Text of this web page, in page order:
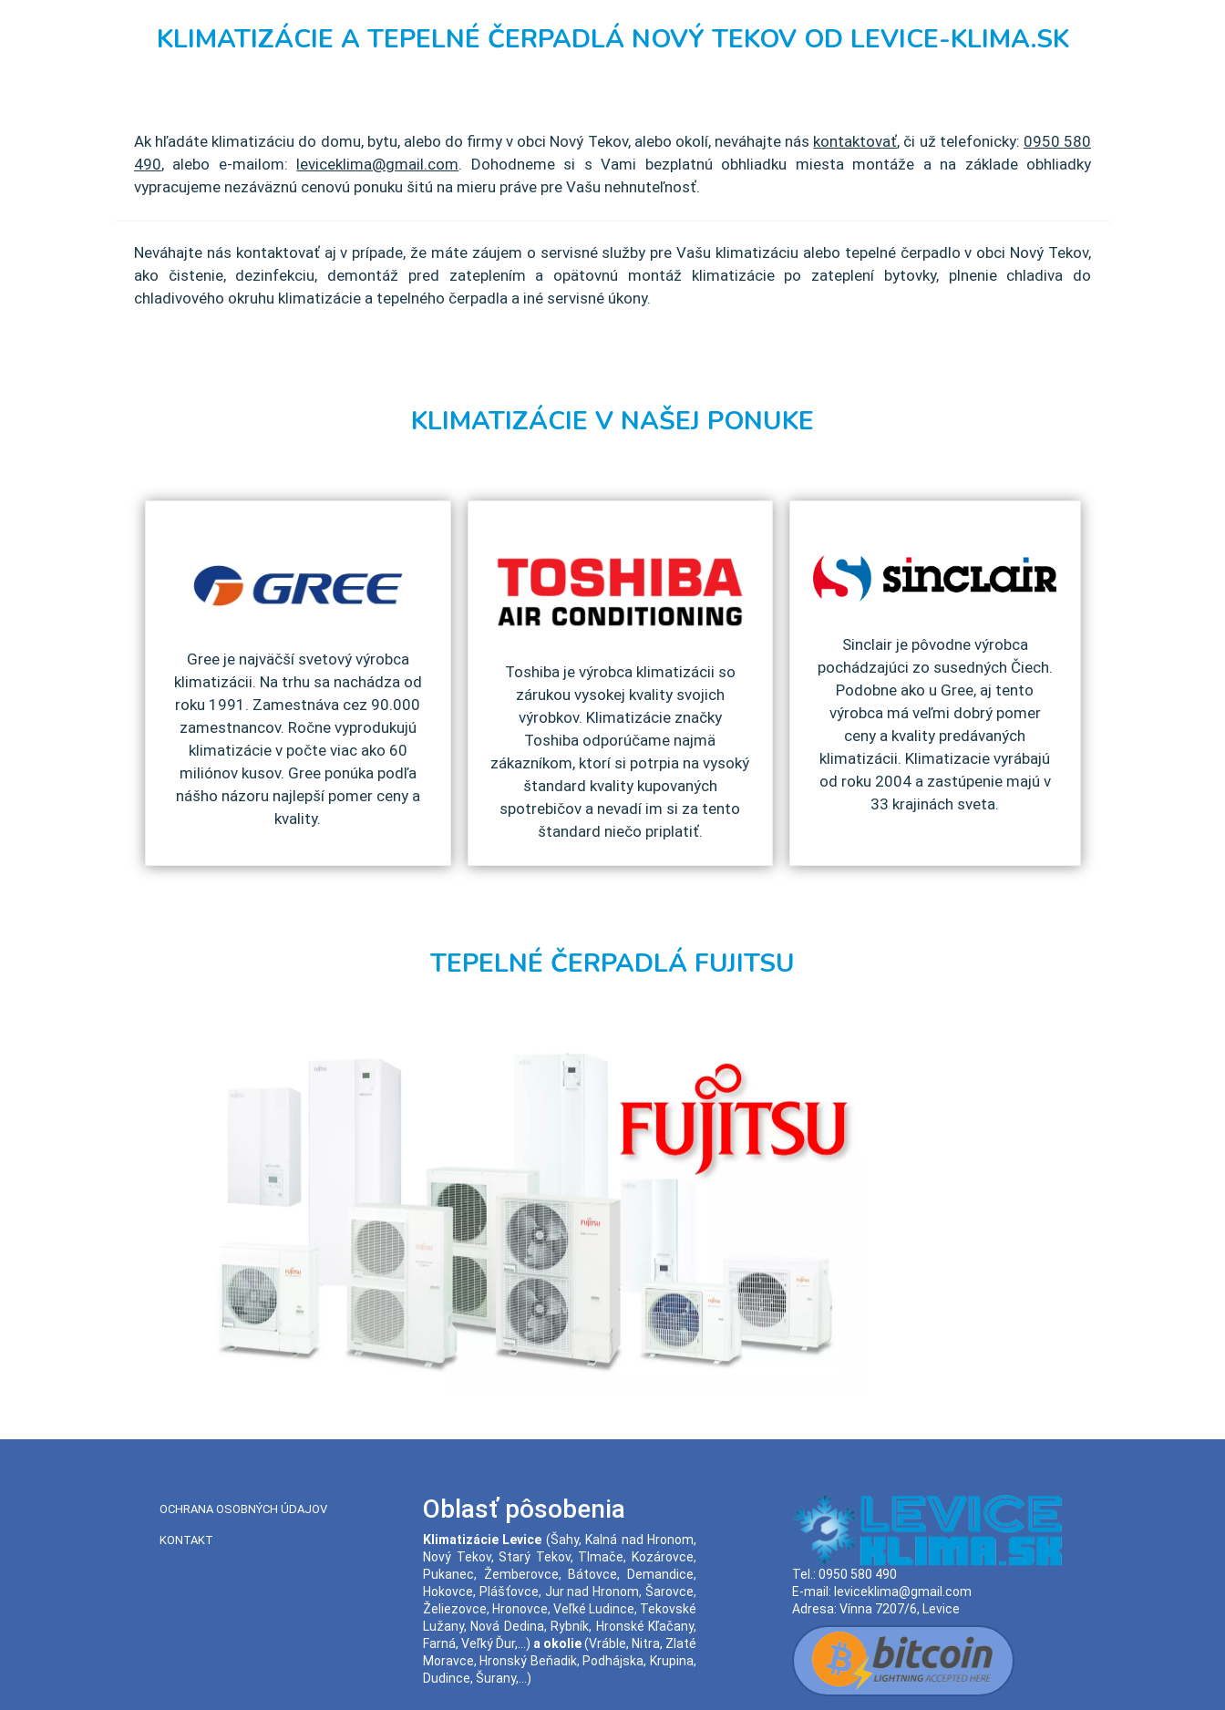
KLIMATIZÁCIE A TEPELNÉ ČERPADLÁ NOVÝ TEKOV OD LEVICE-KLIMA.SK
Ak hľadáte klimatizáciu do domu, bytu, alebo do firmy v obci Nový Tekov, alebo okolí, neváhajte nás kontaktovať, či už telefonicky: 0950 580
490, alebo e-mailom: leviceklima@gmail.com. Dohodneme si s Vami bezplatnú obhliadku miesta montáže a na základe obhliadky
vypracujeme nezáväznú cenovú ponuku šitú na mieru práve pre Vašu nehnuteľnosť.
Neváhajte nás kontaktovať aj v prípade, že máte záujem o servisné služby pre Vašu klimatizáciu alebo tepelné čerpadlo v obci Nový Tekov,
ako čistenie, dezinfekciu, demontáž pred zateplením a opätovnú montáž klimatizácie po zateplení bytovky, plnenie chladiva do
chladivového okruhu klimatizácie a tepelného čerpadla a iné servisné úkony.
KLIMATIZÁCIE V NAŠEJ PONUKE
Gree je najväčší svetový výrobca
klimatizácii. Na trhu sa nachádza od
roku 1991. Zamestnáva cez 90.000
zamestnancov. Ročne vyprodukujú
klimatizácie v počte viac ako 60
miliónov kusov. Gree ponúka podľa
nášho názoru najlepší pomer ceny a
kvality.
Toshiba je výrobca klimatizácii so
zárukou vysokej kvality svojich
výrobkov. Klimatizácie značky
Toshiba odporúčame najmä
zákazníkom, ktorí si potrpia na vysoký
štandard kvality kupovaných
spotrebičov a nevadí im si za tento
štandard niečo priplatiť.
Sinclair je pôvodne výrobca
pochádzajúci zo susedných Čiech.
Podobne ako u Gree, aj tento
výrobca má veľmi dobrý pomer
ceny a kvality predávaných
klimatizácii. Klimatizacie vyrábajú
od roku 2004 a zastúpenie majú v
33 krajinách sveta.
TEPELNÉ ČERPADLÁ FUJITSU
OCHRANA OSOBNÝCH ÚDAJOV
KONTAKT
Oblasť pôsobenia
Klimatizácie Levice (Šahy, Kalná nad Hronom,
Nový Tekov,Starý Tekov, Tlmače, Kozárovce,
Pukanec, Žemberovce, Bátovce, Demandice,
Hokovce, Plášťovce, Jur nad Hronom,Šarovce,
Želiezovce, Hronovce, Veľké Ludince, Tekovské
Lužany, Nová Dedina, Rybník, Hronské Kľačany,
Farná, Veľký Ďur,...) a okolie(Vráble, Nitra, Zlaté
Moravce, Hronský Beňadik, Podhájska, Krupina,
Dudince, Šurany,...)
Tel.:0950 580 490
E-mail: leviceklima@gmail.com
Adresa:Vínna 7207/6, Levice